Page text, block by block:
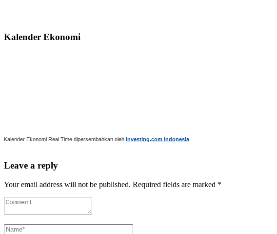
Kalender Ekonomi
Kalender Ekonomi Real Time dipersembahkan oleh Investing.com Indonesia
Leave a reply
Your email address will not be published. Required fields are marked *